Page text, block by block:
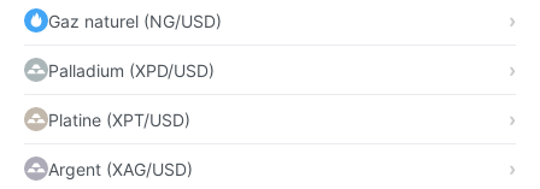
Gaz naturel (NG/USD)
Palladium (XPD/USD)
Platine (XPT/USD)
Argent (XAG/USD)